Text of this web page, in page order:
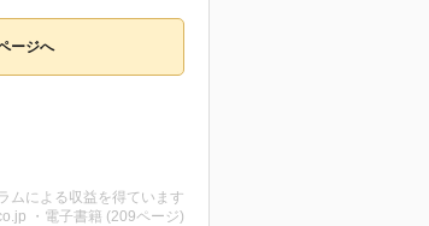
ージへ
ムによる収益を得ています
・電子書籍 (209ページ)